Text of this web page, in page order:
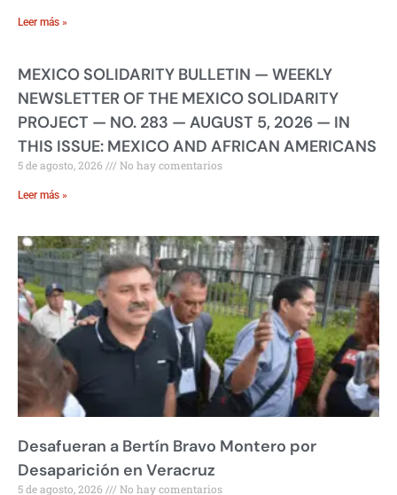
Leer más »
MEXICO SOLIDARITY BULLETIN — WEEKLY
NEWSLETTER OF THE MEXICO SOLIDARITY
PROJECT — NO. 283 — AUGUST 5, 2026 — IN
THIS ISSUE: MEXICO AND AFRICAN AMERICANS
5 de agosto, 2026 No hay comentarios
Leer más »
Desafueran a Bertín Bravo Montero por
Desaparición en Veracruz
5 de agosto, 2026 No hay comentarios